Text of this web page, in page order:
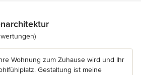
4.9 von 5 Sternen
Wohnung zum Zuhause wird und Ihr
Gestaltung ist meine